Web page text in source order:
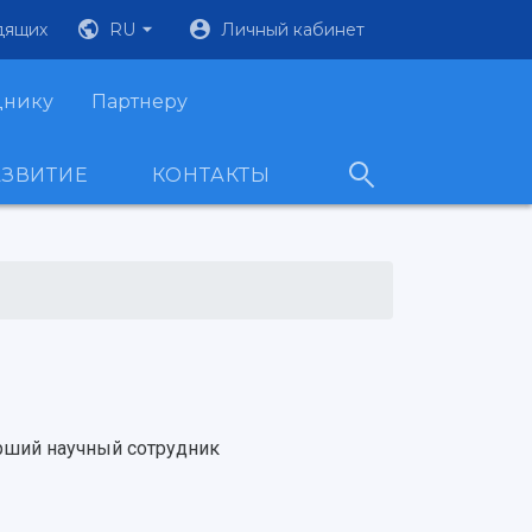
RU Личный кабинет
Партнеру
КОНТАКТЫ
научный сотрудник